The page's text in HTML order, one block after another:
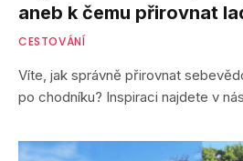
aneb k čemu přirovnat
CESTOVÁNÍ
Víte, jak správně přirovnat
po chodníku? Inspiraci najdete v